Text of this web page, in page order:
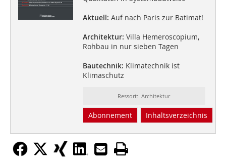
Aktuell: Auf nach Paris zur Batimat!
Architektur: Villa Hemeroscopium,
Rohbau in nur sieben Tagen
Bautechnik: Klimatechnik ist
Klimaschutz
Ressort: Architektur
Abonnement Inhaltsverzeichnis